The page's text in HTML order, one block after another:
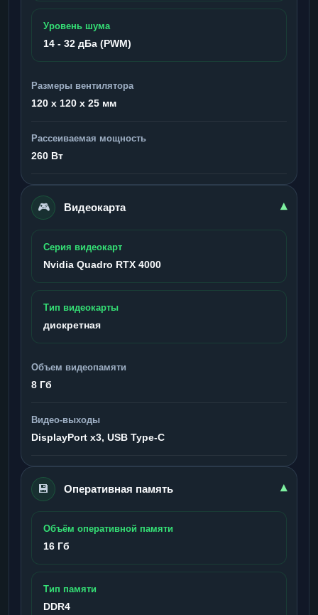
Уровень шума
14 - 32 дБа (PWM)
Размеры вентилятора
120 x 120 x 25 мм
Рассеиваемая мощность
260 Вт
🎮 Видеокарта ▾
Серия видеокарт
Nvidia Quadro RTX 4000
Тип видеокарты
дискретная
Объем видеопамяти
8 Гб
Видео-выходы
DisplayPort x3, USB Type-C
💾 Оперативная память ▾
Объём оперативной памяти
16 Гб
Тип памяти
DDR4